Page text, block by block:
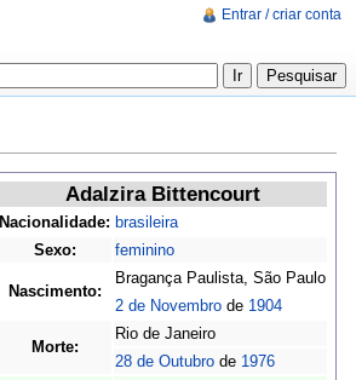
Adalzira Bittencourt
Nacionalidade: brasileira
Sexo:
feminino
Nascimento:
Bragança Paulista, São Paulo
2 de Novembro de 1904
Morte:
Rio de Janeiro
28 de Outubro de 1976
Entrar / criar conta